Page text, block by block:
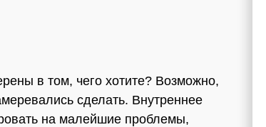
в том, чего хотите? Возможно,
сделать. Внутреннее
на малейшие проблемы,